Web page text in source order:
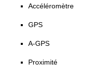
Accéléromètre
GPS
A-GPS
Proximité